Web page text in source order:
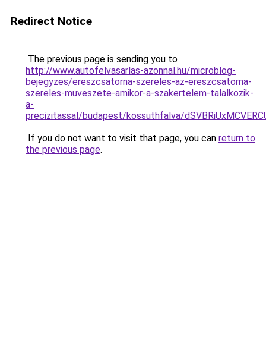
Redirect Notice
The previous page is sending you to
http://www.autofelvasarlas-azonnal.hu/microblog-
bejegyzes/ereszcsatorna-szereles-az-ereszcsatorna-
szereles-muveszete-amikor-a-szakertelem-talalkozik-
a-
precizitassal/budapest/kossuthfalva/
If you do not want to visit that page, you can return to
the previous page.